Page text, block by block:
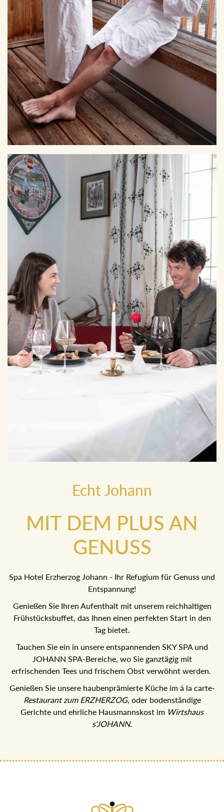
Echt Johann
MIT DEM PLUS AN
GENUSS
Spa Hotel Erzherzog Johann - Ihr Refugium für Genuss und
Entspannung!
Genießen Sie Ihren Aufenthalt mit unserem reichhaltigen
Frühstücksbuffet, das Ihnen einen perfekten Start in den
Tag bietet.
Tauchen Sie ein in unsere entspannenden SKY SPA und
JOHANN SPA-Bereiche, wo Sie ganztägig mit
erfrischenden Tees und frischem Obst verwöhnt werden.
Genießen Sie unsere haubenprämierte Küche im á la carte-
Restaurant zum ERZHERZOG, oder bodenständige
Gerichte und ehrliche Hausmannskost im Wirtshaus
s'JOHANN.